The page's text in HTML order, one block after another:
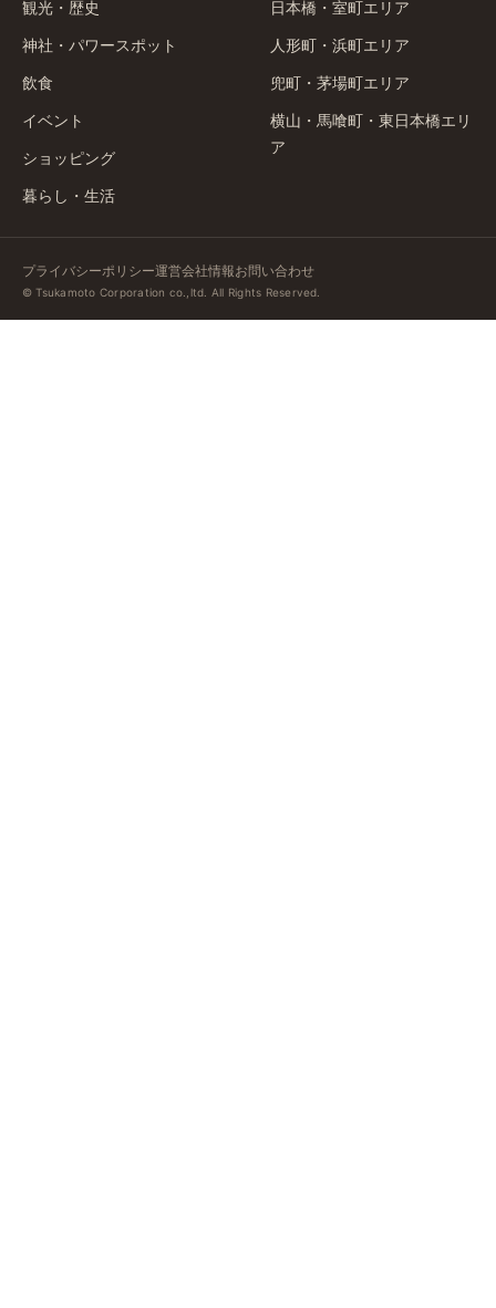
観光・歴史
神社・パワースポット
飲食
イベント
ショッピング
暮らし・生活
日本橋・室町エリア
人形町・浜町エリア
兜町・茅場町エリア
横山・馬喰町・東日本橋エリ
ア
プライバシーポリシー運営会社情報お問い合わせ
© Tsukamoto Corporation co.,ltd. All Rights Reserved.